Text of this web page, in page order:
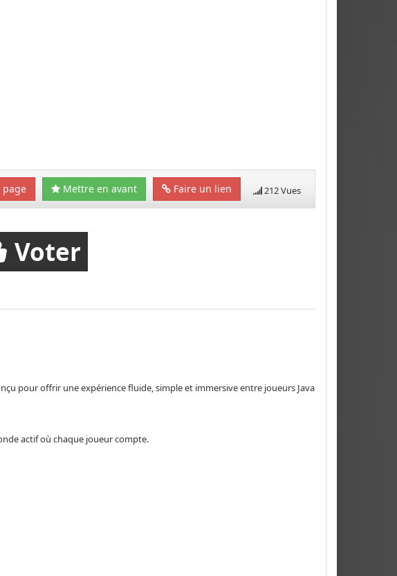
Mettre en avant Faire un lien 212 Vues
Voter
pour offrir une expérience fluide, simple et immersive entre joueurs Java
actif où chaque joueur compte.